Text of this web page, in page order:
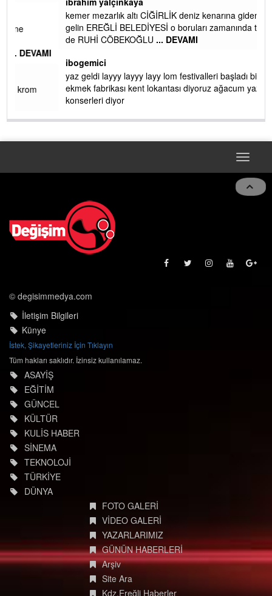
ibrahim yalçınkaya
kemer mezarlık altı CİĞİRLİK deniz kenarına giden yola
gelin EREĞLİ BELEDİYESİ o boruları zamanında tüm ereğli
de RUHİ CÖBEKOĞLU
yaz geldi layyy layyy layy lom festivalleri başladı biz halk
ekmek fabrikası kent lokantası diyoruz ağacum yaz
konserleri diyor
Toggle
© degisimmedya.com
İletişim Bilgileri
Künye
İstek, Şikayetleriniz İçin Tıklayın
Tüm hakları saklıdır. İzinsiz kullanılamaz.
ASAYİŞ
EĞİTİM
GÜNCEL
KÜLTÜR
KULİS HABER
SİNEMA
TEKNOLOJİ
TÜRKİYE
FOTO GALERİ
VİDEO GALERİ
YAZARLARIMIZ
GÜNÜN HABERLERİ
Arşiv